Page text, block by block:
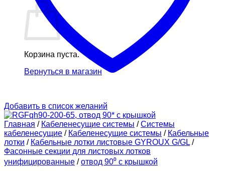
Корзина пуста.
Вернуться в магазин
Добавить в список желаний
Главная / Кабеленесущие системы / Системы
кабеленесущие / Кабеленесущие системы / Кабельные
лотки / Кабельные лотки листовые GYROUX G/GL /
Фасонные секции для листовых лотков
унифицированные / отвод 90⁰ с крышкой